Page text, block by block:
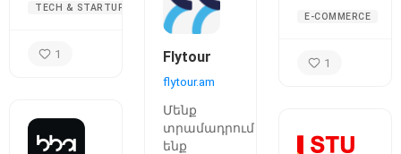
TECH & STARTUPS
1 Flytour
flytour.am
Մենք
տրամադրում
ենք
E-COMMERCE
1